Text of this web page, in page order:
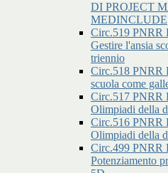
DI PROJECT
MEDINCLUDE
Circ.519
Gestire l'ansia
triennio
Circ.518
scuola come
Circ.517
Olimpiadi della
Circ.516
Olimpiadi della
Circ.499
Potenziamento